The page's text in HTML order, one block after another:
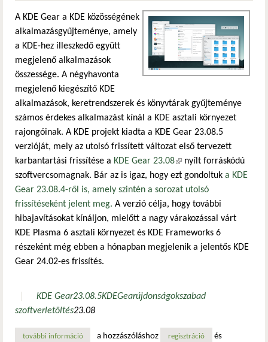
A KDE Gear a KDE közösségének
alkalmazásgyűjteménye, amely
a KDE-hez illeszkedő együtt
megjelenő alkalmazások
összessége. A négyhavonta
megjelenő kiegészítő KDE
alkalmazások, keretrendszerek és könyvtárak gyűjteménye
számos érdekes alkalmazást kínál a KDE asztali környezet
rajongóinak. A KDE projekt kiadta a KDE Gear 23.08.5
verzióját, mely az utolsó frissített változat első tervezett
karbantartási frissítése a KDE Gear 23.08(külső hivatkozás)
nyílt forráskódú
szoftvercsomagnak. Bár az is igaz, hogy ezt gondoltuk a KDE
Gear 23.08.4-ről is, amely szintén a sorozat utolsó
frissítéseként jelent meg. A verzió célja, hogy további
hibajavításokat kínáljon, mielőtt a nagy várakozással várt
KDE Plasma 6 asztali környezet és KDE Frameworks 6
részeként még ebben a hónapban megjelenik a jelentős KDE
Gear 24.02-es frissítés.
KDE Gear23.08.5KDEGearújdonságokszabad
szoftverletöltés23.08
további információelkészült a kde gear 23.08.5 tartalommal kapcsolatosan
a hozzászóláshoz regisztráció és